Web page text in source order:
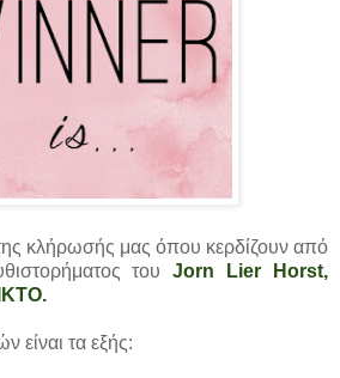
κλήρωσής μας όπου κερδίζουν από
του
Jorn Lier Horst,
.
είναι τα εξής: